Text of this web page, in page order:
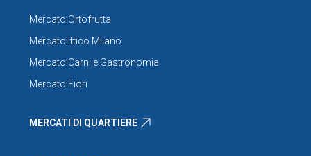
Mercato Ortofrutta
Mercato Ittico Milano
Mercato Carni e Gastronomia
Mercato Fiori
MERCATI DI QUARTIERE